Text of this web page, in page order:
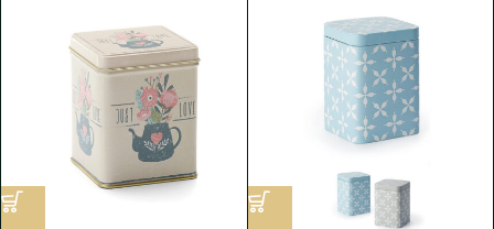
servírovací miska.